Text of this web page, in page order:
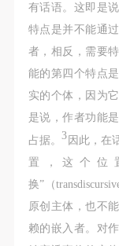
有话语。这即是
特点是并不能通
者，相反，需要
能的第四个特点
实的个体，因为
是说，作者功能
占据。3因此，在
置，这个位
换”（
原创主体，也不
赖的嵌入者。对